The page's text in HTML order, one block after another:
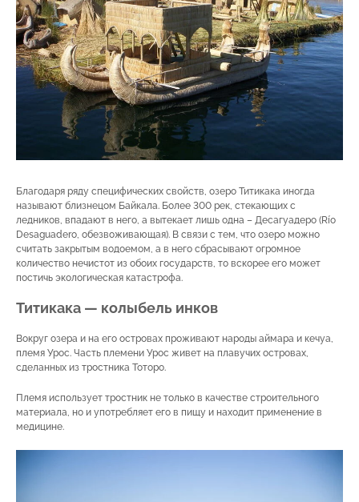
Благодаря ряду специфических свойств, озеро Титикака иногда
называют близнецом Байкала. Более 300 рек, стекающих с
ледников, впадают в него, а вытекает лишь одна – Десагуадеро (Río
Desaguadero, обезвоживающая). В связи с тем, что озеро можно
считать закрытым водоемом, а в него сбрасывают огромное
количество нечистот из обоих государств, то вскорее его может
постичь экологическая катастрофа.
Титикака — колыбель инков
Вокруг озера и на его островах проживают народы аймара и кечуа,
племя Урос. Часть племени Урос живет на плавучих островах,
сделанных из тростника Тоторо.
Племя использует тростник не только в качестве строительного
материала, но и употребляет его в пищу и находит применение в
медицине.